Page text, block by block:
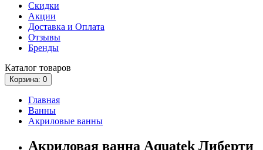
Скидки
Акции
Доставка и Оплата
Отзывы
Бренды
Каталог товаров
Корзина: 0
Главная
Ванны
Акриловые ванны
Акриловая ванна Aquatek Либерти